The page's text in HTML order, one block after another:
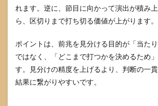
れます。逆に、節目に向かって演出が積み
ら、区切りまで打ち切る価値が上がります。
ポイントは、前兆を見分ける目的が「当たり
ではなく、「どこまで打つかを決めるため
す。見分けの精度を上げるより、判断の一
結果に繋がりやすいです。